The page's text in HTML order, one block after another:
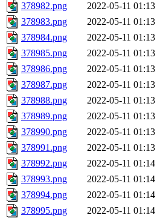
378982.png
2022-05-11 01:13
378983.png
2022-05-11 01:13
378984.png
2022-05-11 01:13
378985.png
2022-05-11 01:13
378986.png
2022-05-11 01:13
378987.png
2022-05-11 01:13
378988.png
2022-05-11 01:13
378989.png
2022-05-11 01:13
378990.png
2022-05-11 01:13
378991.png
2022-05-11 01:13
378992.png
2022-05-11 01:14
378993.png
2022-05-11 01:14
378994.png
2022-05-11 01:14
378995.png
2022-05-11 01:14